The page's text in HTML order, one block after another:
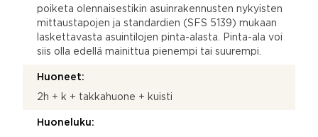
poiketa olennaisestikin asuinrakennusten nykyisten
mittaustapojen ja standardien (SFS 5139) mukaan
laskettavasta asuintilojen pinta-alasta. Pinta-ala voi
siis olla edellä mainittua pienempi tai suurempi.
Huoneet:
2h + k + takkahuone + kuisti
Huoneluku: